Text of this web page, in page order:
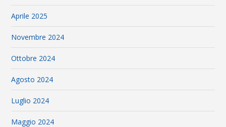
Aprile 2025
Novembre 2024
Ottobre 2024
Agosto 2024
Luglio 2024
Maggio 2024